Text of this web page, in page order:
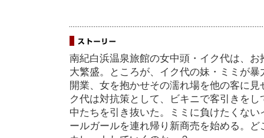
南紀白浜温泉旅館の女中頭・イク代は、
大繁盛。ところが、イク代の妹・ミミが
開業、女を抱かせその濡れ場を他の客に
ク代は対抗策として、ビキニで客引きを
中たちを引き抜いた。ミミに負けたくな
ールガールを連れ帰り新商売を始める。